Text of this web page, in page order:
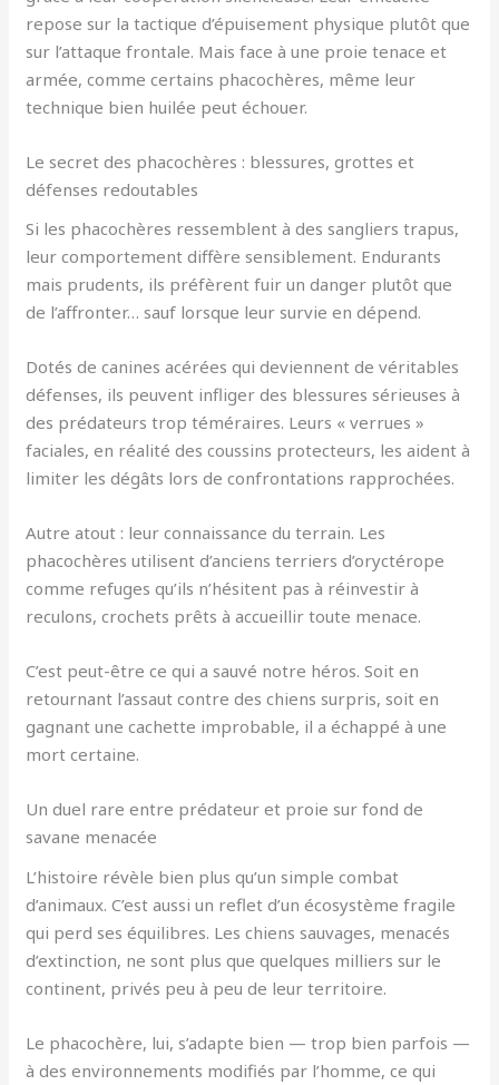
repose sur la tactique d’épuisement physique plutôt que
sur l’attaque frontale. Mais face à une proie tenace et
armée, comme certains phacochères, même leur
technique bien huilée peut échouer.
Le secret des phacochères : blessures, grottes et
défenses redoutables
Si les phacochères ressemblent à des sangliers trapus,
leur comportement diffère sensiblement. Endurants
mais prudents, ils préfèrent fuir un danger plutôt que
de l’affronter… sauf lorsque leur survie en dépend.
Dotés de canines acérées qui deviennent de véritables
défenses, ils peuvent infliger des blessures sérieuses à
des prédateurs trop téméraires. Leurs « verrues »
faciales, en réalité des coussins protecteurs, les aident à
limiter les dégâts lors de confrontations rapprochées.
Autre atout : leur connaissance du terrain. Les
phacochères utilisent d’anciens terriers d’oryctérope
comme refuges qu’ils n’hésitent pas à réinvestir à
reculons, crochets prêts à accueillir toute menace.
C’est peut-être ce qui a sauvé notre héros. Soit en
retournant l’assaut contre des chiens surpris, soit en
gagnant une cachette improbable, il a échappé à une
mort certaine.
Un duel rare entre prédateur et proie sur fond de
savane menacée
L’histoire révèle bien plus qu’un simple combat
d’animaux. C’est aussi un reflet d’un écosystème fragile
qui perd ses équilibres. Les chiens sauvages, menacés
d’extinction, ne sont plus que quelques milliers sur le
continent, privés peu à peu de leur territoire.
Le phacochère, lui, s’adapte bien — trop bien parfois —
à des environnements modifiés par l’homme, ce qui